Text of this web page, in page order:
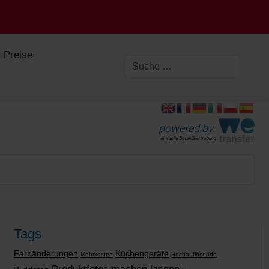
Preise
powered by:
einfache Datenübertragung
Tags
Farbänderungen Mehrkosten Küchengeräte Hochauflösende